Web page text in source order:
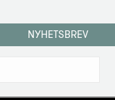
NYHETSBREV